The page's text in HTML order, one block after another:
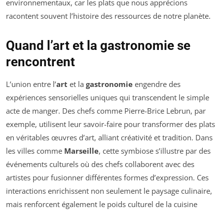
environnementaux, car les plats que nous apprécions
racontent souvent l’histoire des ressources de notre planète.
Quand l’art et la gastronomie se
rencontrent
L’union entre l’art et la gastronomie engendre des
expériences sensorielles uniques qui transcendent le simple
acte de manger. Des chefs comme Pierre-Brice Lebrun, par
exemple, utilisent leur savoir-faire pour transformer des plats
en véritables œuvres d’art, alliant créativité et tradition. Dans
les villes comme Marseille, cette symbiose s’illustre par des
événements culturels où des chefs collaborent avec des
artistes pour fusionner différentes formes d’expression. Ces
interactions enrichissent non seulement le paysage culinaire,
mais renforcent également le poids culturel de la cuisine